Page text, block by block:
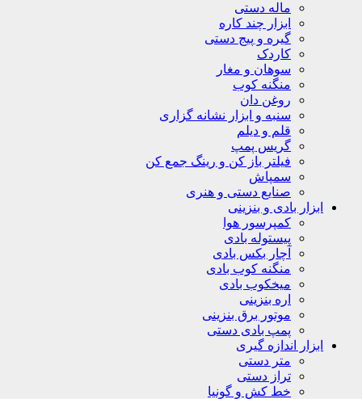
ماله دستی
ابزار چند کاره
گیره و پیج دستی
کاردک
سوهان و مغار
منگنه کوب
روغن دان
سنبه و ابزار نشانه گزاری
قلم و دیلم
گریس پمپ
فیلتر باز کن و رینگ جمع کن
سمپاش
صنایع دستی و هنری
ابزار بادی و بنزینی
کمپرسور هوا
پیستوله بادی
آچار بکس بادی
منگنه کوب بادی
میخکوب بادی
اره بنزینی
موتور برق بنزینی
پمپ بادی دستی
ابزار اندازه گیری
متر دستی
تراز دستی
خط کش و گونیا